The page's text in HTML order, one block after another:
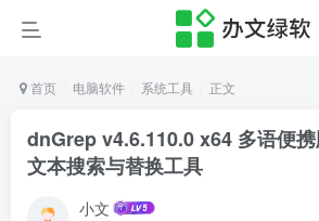
首页 电脑软件 系统工具 正文
dnGrep v4.6.110.0 x64 多语便
文本搜索与替换工具
小文